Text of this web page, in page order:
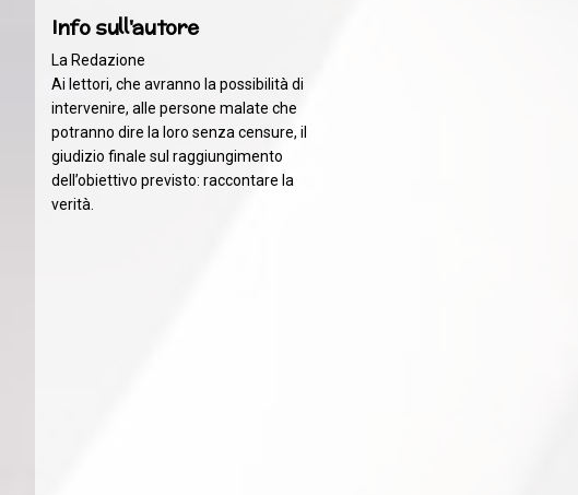
Info sull'autore
La Redazione
Ai lettori, che avranno la possibilità di
intervenire, alle persone malate che
potranno dire la loro senza censure, il
giudizio finale sul raggiungimento
dell’obiettivo previsto: raccontare la
verità.